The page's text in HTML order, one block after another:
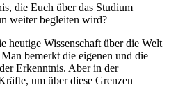
die Euch über das Studium
weiter begleiten wird?
heutige Wissenschaft über die Welt
bemerkt die eigenen und die
Erkenntnis. Aber in der
um über diese Grenzen